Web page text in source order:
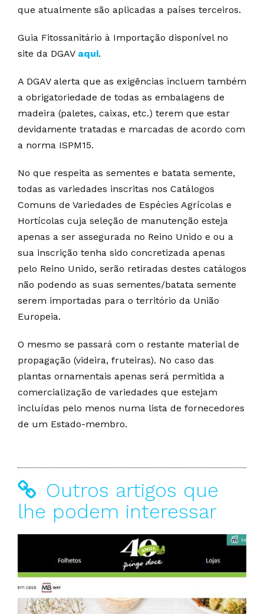
que atualmente são aplicadas a países terceiros.
Guia Fitossanitário à Importação disponível no
site da DGAV aqui.
A DGAV alerta que as exigências incluem também
a obrigatoriedade de todas as embalagens de
madeira (paletes, caixas, etc.) terem que estar
devidamente tratadas e marcadas de acordo com
a norma ISPM15.
No que respeita as sementes e batata semente,
todas as variedades inscritas nos Catálogos
Comuns de Variedades de Espécies Agrícolas e
Hortícolas cuja seleção de manutenção esteja
apenas a ser assegurada no Reino Unido e ou a
sua inscrição tenha sido concretizada apenas
pelo Reino Unido, serão retiradas destes catálogos
não podendo as suas sementes/batata semente
serem importadas para o território da União
Europeia.
O mesmo se passará com o restante material de
propagação (videira, fruteiras). No caso das
plantas ornamentais apenas será permitida a
comercialização de variedades que estejam
incluídas pelo menos numa lista de fornecedores
de um Estado-membro.
Outros artigos que
lhe podem interessar